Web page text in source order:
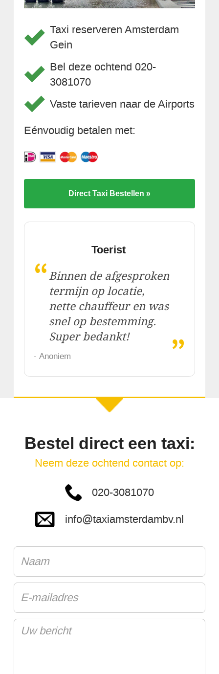
Taxi reserveren Amsterdam
Gein
Bel deze ochtend 020-
3081070
Vaste tarieven naar de Airports
Eénvoudig betalen met:
Direct Taxi Bestellen »
Toerist
“ Binnen de afgesproken
termijn op locatie,
nette chauffeur en was
snel op bestemming.
Super bedankt!
„
- Anoniem
Bestel direct een taxi:
Neem deze ochtend contact op:
020-3081070
info@taxiamsterdambv.nl